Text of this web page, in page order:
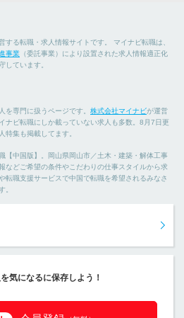
する転職・求人情報サイトです。 マイナビ転職は、
事業 （委託事業）により設置された求人情報適正化
しています。
を専門に扱うページです。 株式会社マイナビが運営
ナビ転職にしか載っていない求人も多数。8月7日更
特集も掲載してます。
【中国版】。岡山県岡山市／土木・建築・解体工事
などご希望の条件やこだわりの仕事スタイルから求
転職支援サービスで中国で転職を希望されるみなさ
。
気になるに保存しよう！